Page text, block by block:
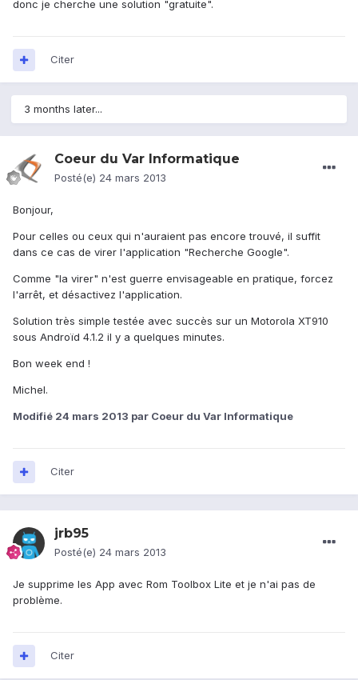
donc je cherche une solution "gratuite".
Citer
3 months later...
Coeur du Var Informatique
Posté(e) 24 mars 2013
Bonjour,
Pour celles ou ceux qui n'auraient pas encore trouvé, il suffit
dans ce cas de virer l'application "Recherche Google".
Comme "la virer" n'est guerre envisageable en pratique, forcez
l'arrêt, et désactivez l'application.
Solution très simple testée avec succès sur un Motorola XT910
sous Androïd 4.1.2 il y a quelques minutes.
Bon week end !
Michel.
Modifié 24 mars 2013 par Coeur du Var Informatique
Citer
jrb95
Posté(e) 24 mars 2013
Je supprime les App avec Rom Toolbox Lite et je n'ai pas de
problème.
Citer